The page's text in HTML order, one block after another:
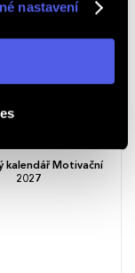
na tlačítko
ochrany
nastavení
kalendář Motivační
2027